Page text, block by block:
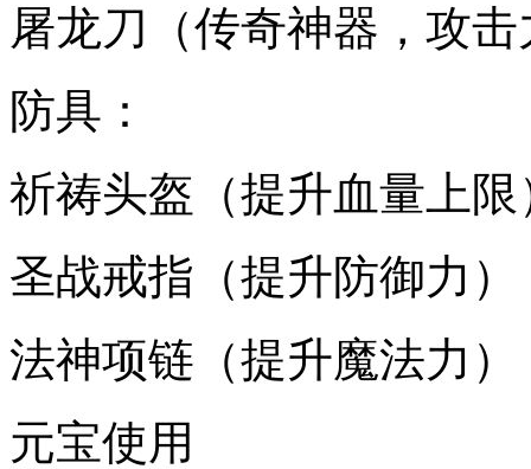
屠龙刀（传奇神器，攻
防具：
祈祷头盔（提升血量上限
圣战戒指（提升防御力）
法神项链（提升魔法力）
元宝使用